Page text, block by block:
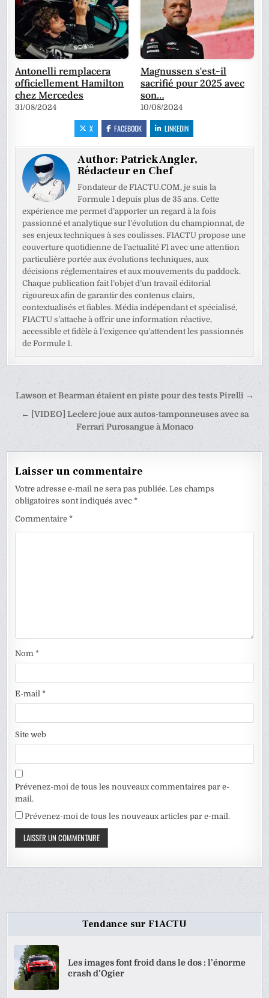
Antonelli remplacera
officiellement Hamilton
chez Mercedes
31/08/2024
Magnussen s'est-il
sacrifié pour 2025 avec
son…
10/08/2024
X FACEBOOK LINKEDIN
Author:Patrick Angler,
Rédacteur en Chef
Fondateur de F1ACTU.COM, je suis la
Formule 1 depuis plus de 35 ans. Cette
expérience me permet d’apporter un regard à la fois
passionné et analytique sur l’évolution du championnat, de
ses enjeux techniques à ses coulisses. F1ACTU propose une
couverture quotidienne de l’actualité F1 avec une attention
particulière portée aux évolutions techniques, aux
décisions réglementaires et aux mouvements du paddock.
Chaque publication fait l’objet d’un travail éditorial
rigoureux afin de garantir des contenus clairs,
contextualisés et fiables. Média indépendant et spécialisé,
F1ACTU s’attache à offrir une information réactive,
accessible et fidèle à l’exigence qu’attendent les passionnés
de Formule 1.
Navigation
de
Lawson et Bearman étaient en piste pour des tests Pirelli →
← [VIDEO] Leclerc joue aux autos-tamponneuses avec sa
Ferrari Purosangue à Monaco
Laisser un commentaire
Votre adresse e-mail ne sera pas publiée. Les champs
obligatoires sont indiqués avec*
Commentaire*
Nom*
E-mail*
Site web
Prévenez-moi de tous les nouveaux commentaires par e-
mail.
Prévenez-moi de tous les nouveaux articles par e-mail.
Tendance sur F1ACTU
Les images font froid dans le dos : l’énorme
crash d’Ogier